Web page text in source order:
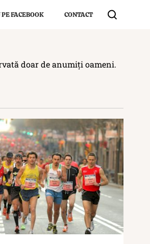
FACEBOOK CONTACT
doar de anumiți oameni.